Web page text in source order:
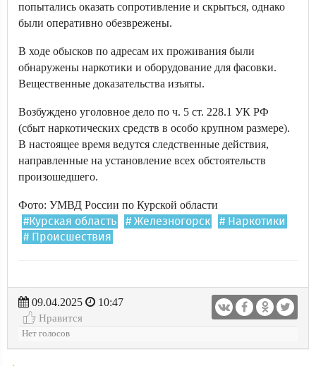
попытались оказать сопротивление и скрыться, однако
были оперативно обезврежены.
В ходе обысков по адресам их проживания были
обнаружены наркотики и оборудование для фасовки.
Вещественные доказательства изъяты.
Возбуждено уголовное дело по ч. 5 ст. 228.1 УК РФ
(сбыт наркотических средств в особо крупном размере).
В настоящее время ведутся следственные действия,
направленные на установление всех обстоятельств
произошедшего.
Фото: УМВД России по Курской области
#Курская область # Железногорск
# Наркотики
# Происшествия
09.04.2025
10:47
Нравится
Нет голосов